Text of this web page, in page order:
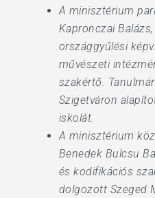
A minisztérium
Kapronczai
országgyűlési
művészeti
szakértő.
Szigetváron
iskolát.
A minisztérium
Benedek Bulcsu
és kodifikációs
dolgozott Szeged